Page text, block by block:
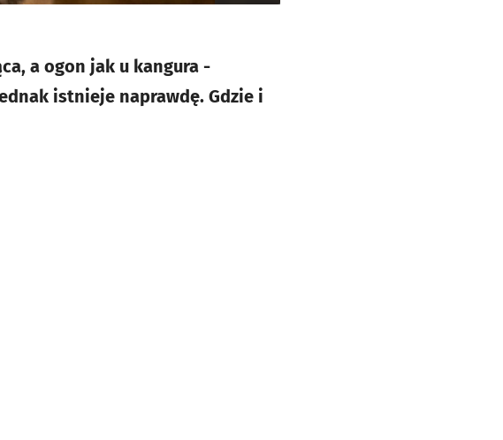
a ogon jak u kangura -
istnieje naprawdę. Gdzie i